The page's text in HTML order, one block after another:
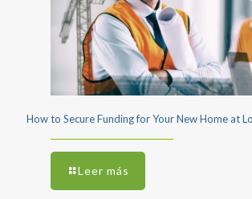
How to Secure Funding for Your New Home at
Leer más